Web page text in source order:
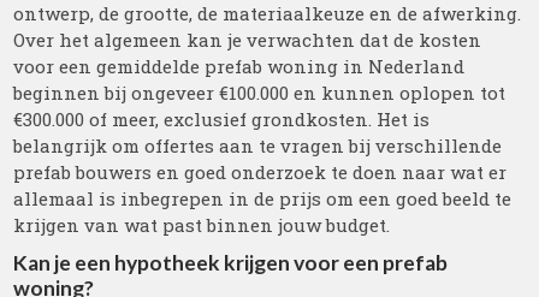
ontwerp, de grootte, de materiaalkeuze en de afwerking.
Over het algemeen kan je verwachten dat de kosten
voor een gemiddelde prefab woning in Nederland
beginnen bij ongeveer €100.000 en kunnen oplopen tot
€300.000 of meer, exclusief grondkosten. Het is
belangrijk om offertes aan te vragen bij verschillende
prefab bouwers en goed onderzoek te doen naar wat er
allemaal is inbegrepen in de prijs om een goed beeld te
krijgen van wat past binnen jouw budget.
Kan je een hypotheek krijgen voor een prefab
woning?